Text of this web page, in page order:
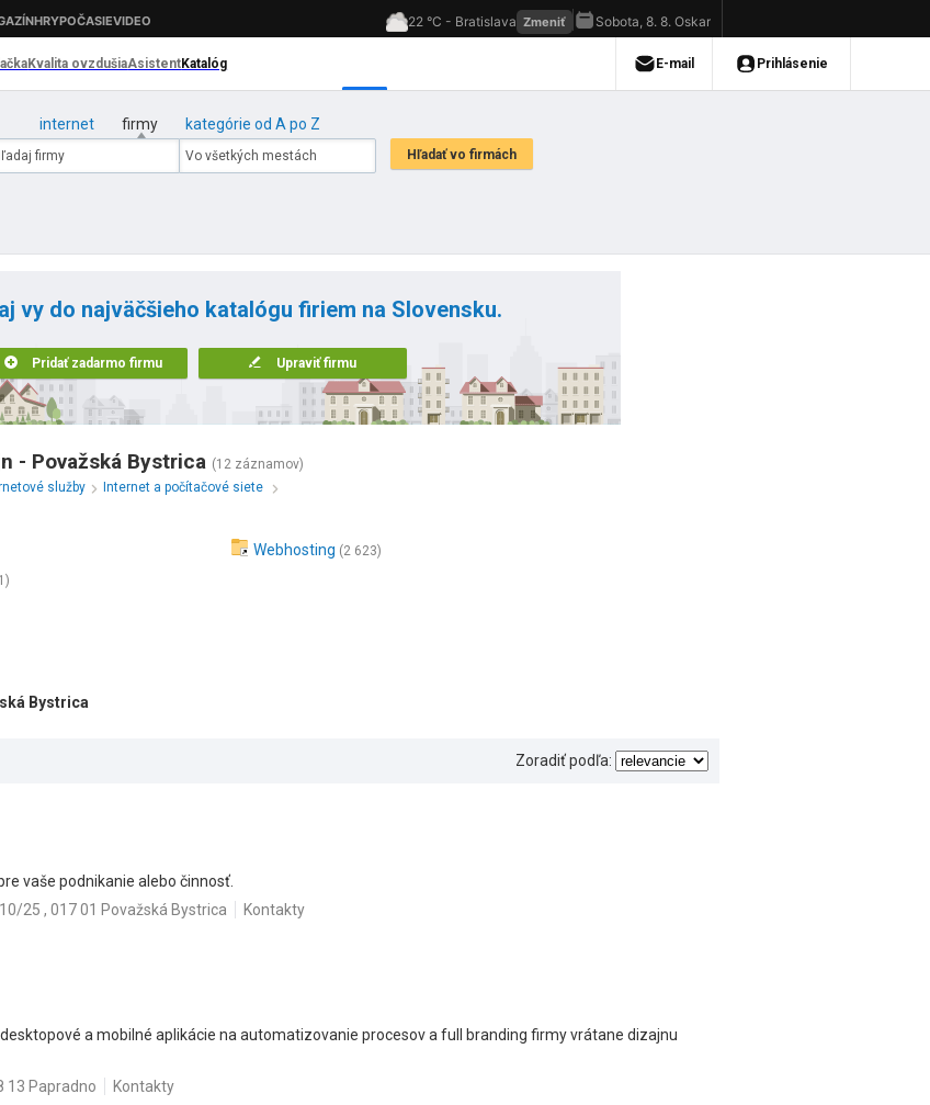
internet firmy kategórie od A po Z
vy do najväčšieho katalógu firiem na Slovensku.
Pridať zadarmo firmu Upraviť firmu
- Považská Bystrica (12 záznamov)
služby
Internet a počítačové siete
Webhosting (2 623)
Bystrica
Zoradiť podľa:
vaše podnikanie alebo činnosť.
25 , 017 01 Považská Bystrica Kontakty
a mobilné aplikácie na automatizovanie procesov a full branding firmy vrátane dizajnu
13 Papradno Kontakty